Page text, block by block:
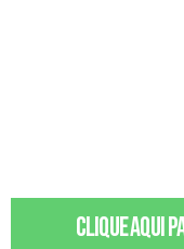
Clique aqui